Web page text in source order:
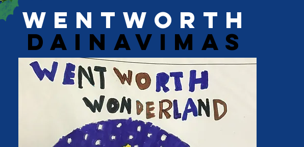
Wentworth
dainavimas